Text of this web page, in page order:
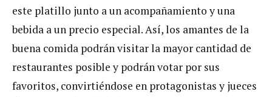
este platillo junto a un acompañamiento y una
bebida a un precio especial. Así, los amantes de la
buena comida podrán visitar la mayor cantidad de
restaurantes posible y podrán votar por sus
favoritos, convirtiéndose en protagonistas y jueces